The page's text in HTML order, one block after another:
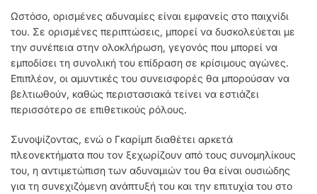
Ωστόσο, ορισμένες αδυναμίες είναι εμφανείς στο παιχνίδι
του. Σε ορισμένες περιπτώσεις, μπορεί να δυσκολεύεται με
την συνέπεια στην ολοκλήρωση, γεγονός που μπορεί να
εμποδίσει τη συνολική του επίδραση σε κρίσιμους αγώνες.
Επιπλέον, οι αμυντικές του συνεισφορές θα μπορούσαν να
βελτιωθούν, καθώς περιστασιακά τείνει να εστιάζει
περισσότερο σε επιθετικούς ρόλους.
Συνοψίζοντας, ενώ ο Γκαρίμπ διαθέτει αρκετά
πλεονεκτήματα που τον ξεχωρίζουν από τους συνομηλίκους
του, η αντιμετώπιση των αδυναμιών του θα είναι ουσιώδης
για τη συνεχιζόμενη ανάπτυξή του και την επιτυχία του στο